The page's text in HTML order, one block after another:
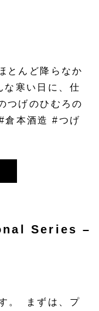
とんど降らなか
寒い日に、仕
つげのひむろの
本酒造 #つげ
Series –
。⁡ ⁡まずは、プ